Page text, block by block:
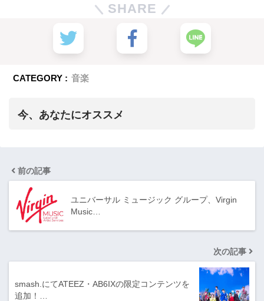
SHARE
CATEGORY : 音楽
今、あなたにオススメ
前の記事
ユニバーサル ミュージック グループ、Virgin
Music…
次の記事
smash.にてATEEZ・AB6IXの限定コンテンツを
追加！…